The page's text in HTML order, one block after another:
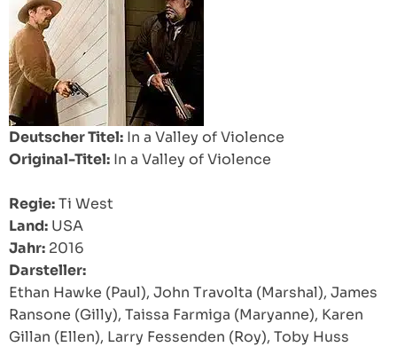
Deutscher Titel: In a Valley of Violence
Original-Titel: In a Valley of Violence
Regie:Ti West
Land: USA
Jahr: 2016
Darsteller:
Ethan Hawke (Paul), John Travolta (Marshal), James
Ransone (Gilly), Taissa Farmiga (Maryanne), Karen
Gillan (Ellen), Larry Fessenden (Roy), Toby Huss